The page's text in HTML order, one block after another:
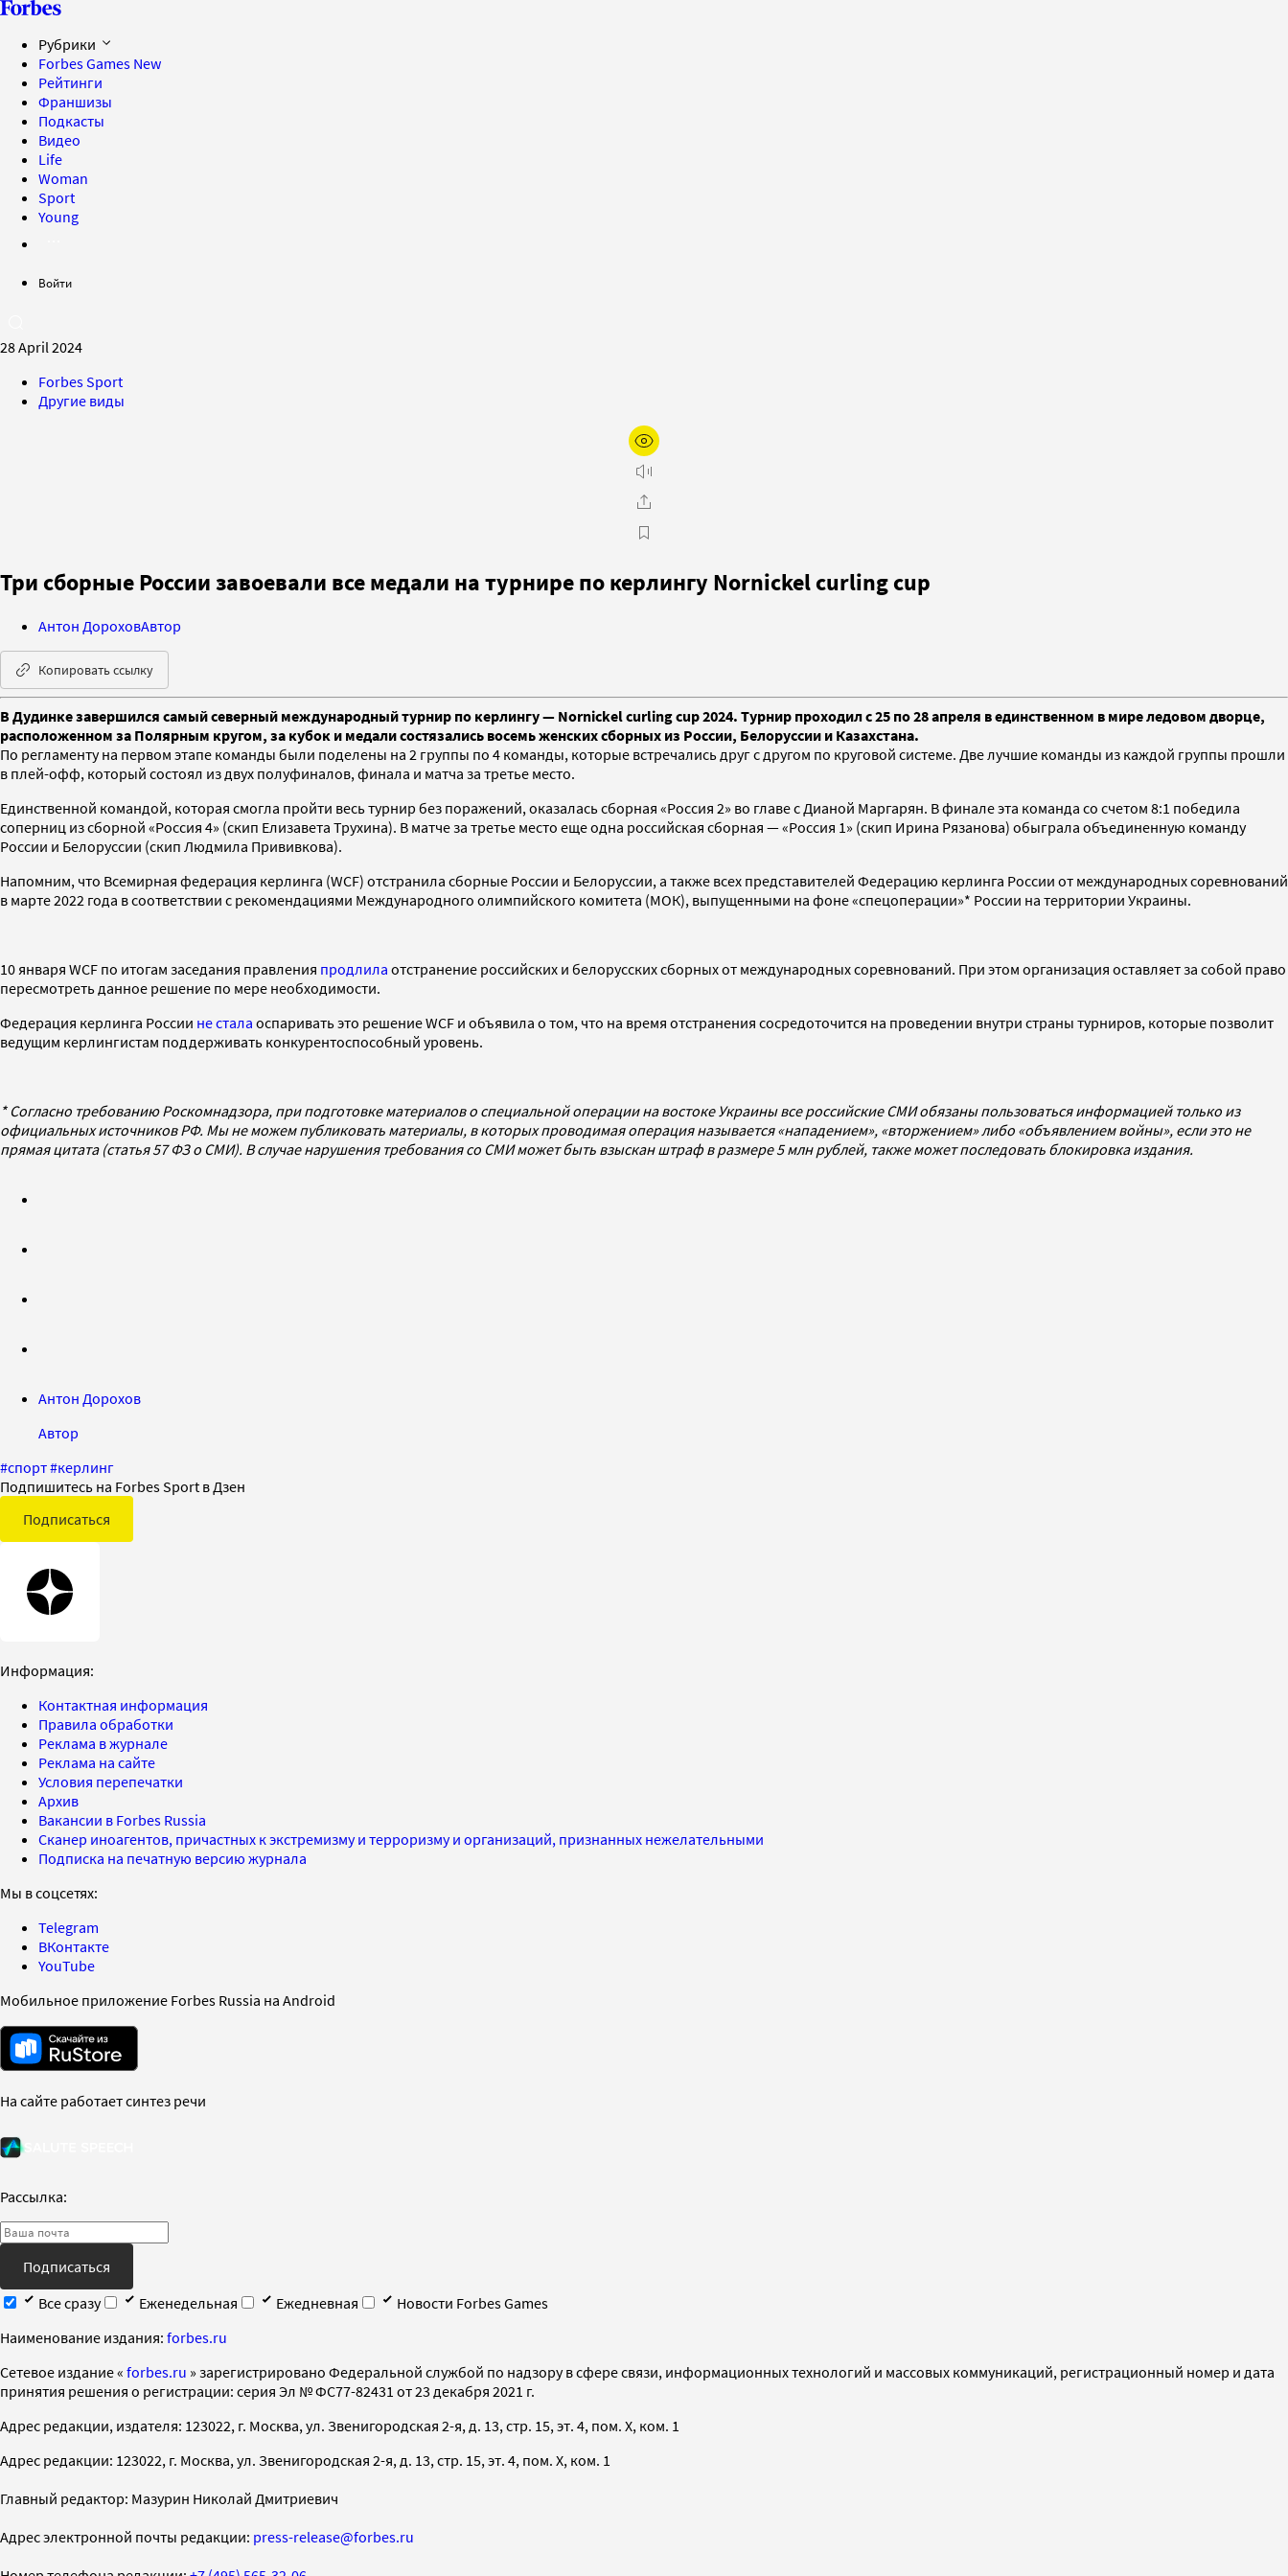
Рубрики
Forbes Games New
Рейтинги
Франшизы
Подкасты
Видео
Life
Woman
Sport
Young
Войти
28 April 2024
Forbes Sport
Другие виды
Три сборные России завоевали все медали на турнире по керлингу Nornickel curling cup
Антон ДороховАвтор
Копировать ссылку
В Дудинке завершился самый северный международный турнир по керлингу — Nornickel curling cup 2024. Турнир проходил с 25 по 28 апреля в единственном в мире ледовом дворце,
расположенном за Полярным кругом, за кубок и медали состязались восемь женских сборных из России, Белоруссии и Казахстана.
По регламенту на первом этапе команды были поделены на 2 группы по 4 команды, которые встречались друг с другом по круговой системе. Две лучшие команды из каждой группы прошли
в плей-офф, который состоял из двух полуфиналов, финала и матча за третье место.
Единственной командой, которая смогла пройти весь турнир без поражений, оказалась сборная «Россия 2» во главе с Дианой Маргарян. В финале эта команда со счетом 8:1 победила
соперниц из сборной «Россия 4» (скип Елизавета Трухина). В матче за третье место еще одна российская сборная — «Россия 1» (скип Ирина Рязанова) обыграла объединенную команду
России и Белоруссии (скип Людмила Прививкова).
Напомним, что Всемирная федерация керлинга (WCF) отстранила сборные России и Белоруссии, а также всех представителей Федерацию керлинга России от международных соревнований
в марте 2022 года в соответствии с рекомендациями Международного олимпийского комитета (МОК), выпущенными на фоне «спецоперации»* России на территории Украины.
10 января WCF по итогам заседания правления продлила отстранение российских и белорусских сборных от международных соревнований. При этом организация оставляет за собой право
пересмотреть данное решение по мере необходимости.
Федерация керлинга России не стала оспаривать это решение WCF и объявила о том, что на время отстранения сосредоточится на проведении внутри страны турниров, которые позволит
ведущим керлингистам поддерживать конкурентоспособный уровень.
* Согласно требованию Роскомнадзора, при подготовке материалов о специальной операции на востоке Украины все российские СМИ обязаны пользоваться информацией только из
официальных источников РФ. Мы не можем публиковать материалы, в которых проводимая операция называется «нападением», «вторжением» либо «объявлением войны», если это не
прямая цитата (статья 57 ФЗ о СМИ). В случае нарушения требования со СМИ может быть взыскан штраф в размере 5 млн рублей, также может последовать блокировка издания.
Антон Дорохов
Автор
#спорт#керлинг
Подпишитесь на Forbes Sport в Дзен
Подписаться
Информация:
Контактная информация
Правила обработки
Реклама в журнале
Реклама на сайте
Условия перепечатки
Архив
Вакансии в Forbes Russia
Сканер иноагентов, причастных к экстремизму и терроризму и организаций, признанных нежелательными
Подписка на печатную версию журнала
Мы в соцсетях:
Telegram
ВКонтакте
YouTube
Мобильное приложение Forbes Russia на Android
На сайте работает синтез речи
Рассылка:
Подписаться
Все сразу
Еженедельная Ежедневная
Новости Forbes Games
Наименование издания: forbes.ru
Cетевое издание « forbes.ru » зарегистрировано Федеральной службой по надзору в сфере связи, информационных технологий и массовых коммуникаций, регистрационный номер и дата
принятия решения о регистрации: серия Эл № ФС77-82431 от 23 декабря 2021 г.
Адрес редакции, издателя: 123022, г. Москва, ул. Звенигородская 2-я, д. 13, стр. 15, эт. 4, пом. X, ком. 1
Адрес редакции: 123022, г. Москва, ул. Звенигородская 2-я, д. 13, стр. 15, эт. 4, пом. X, ком. 1
Главный редактор: Мазурин Николай Дмитриевич
Адрес электронной почты редакции: press-release@forbes.ru